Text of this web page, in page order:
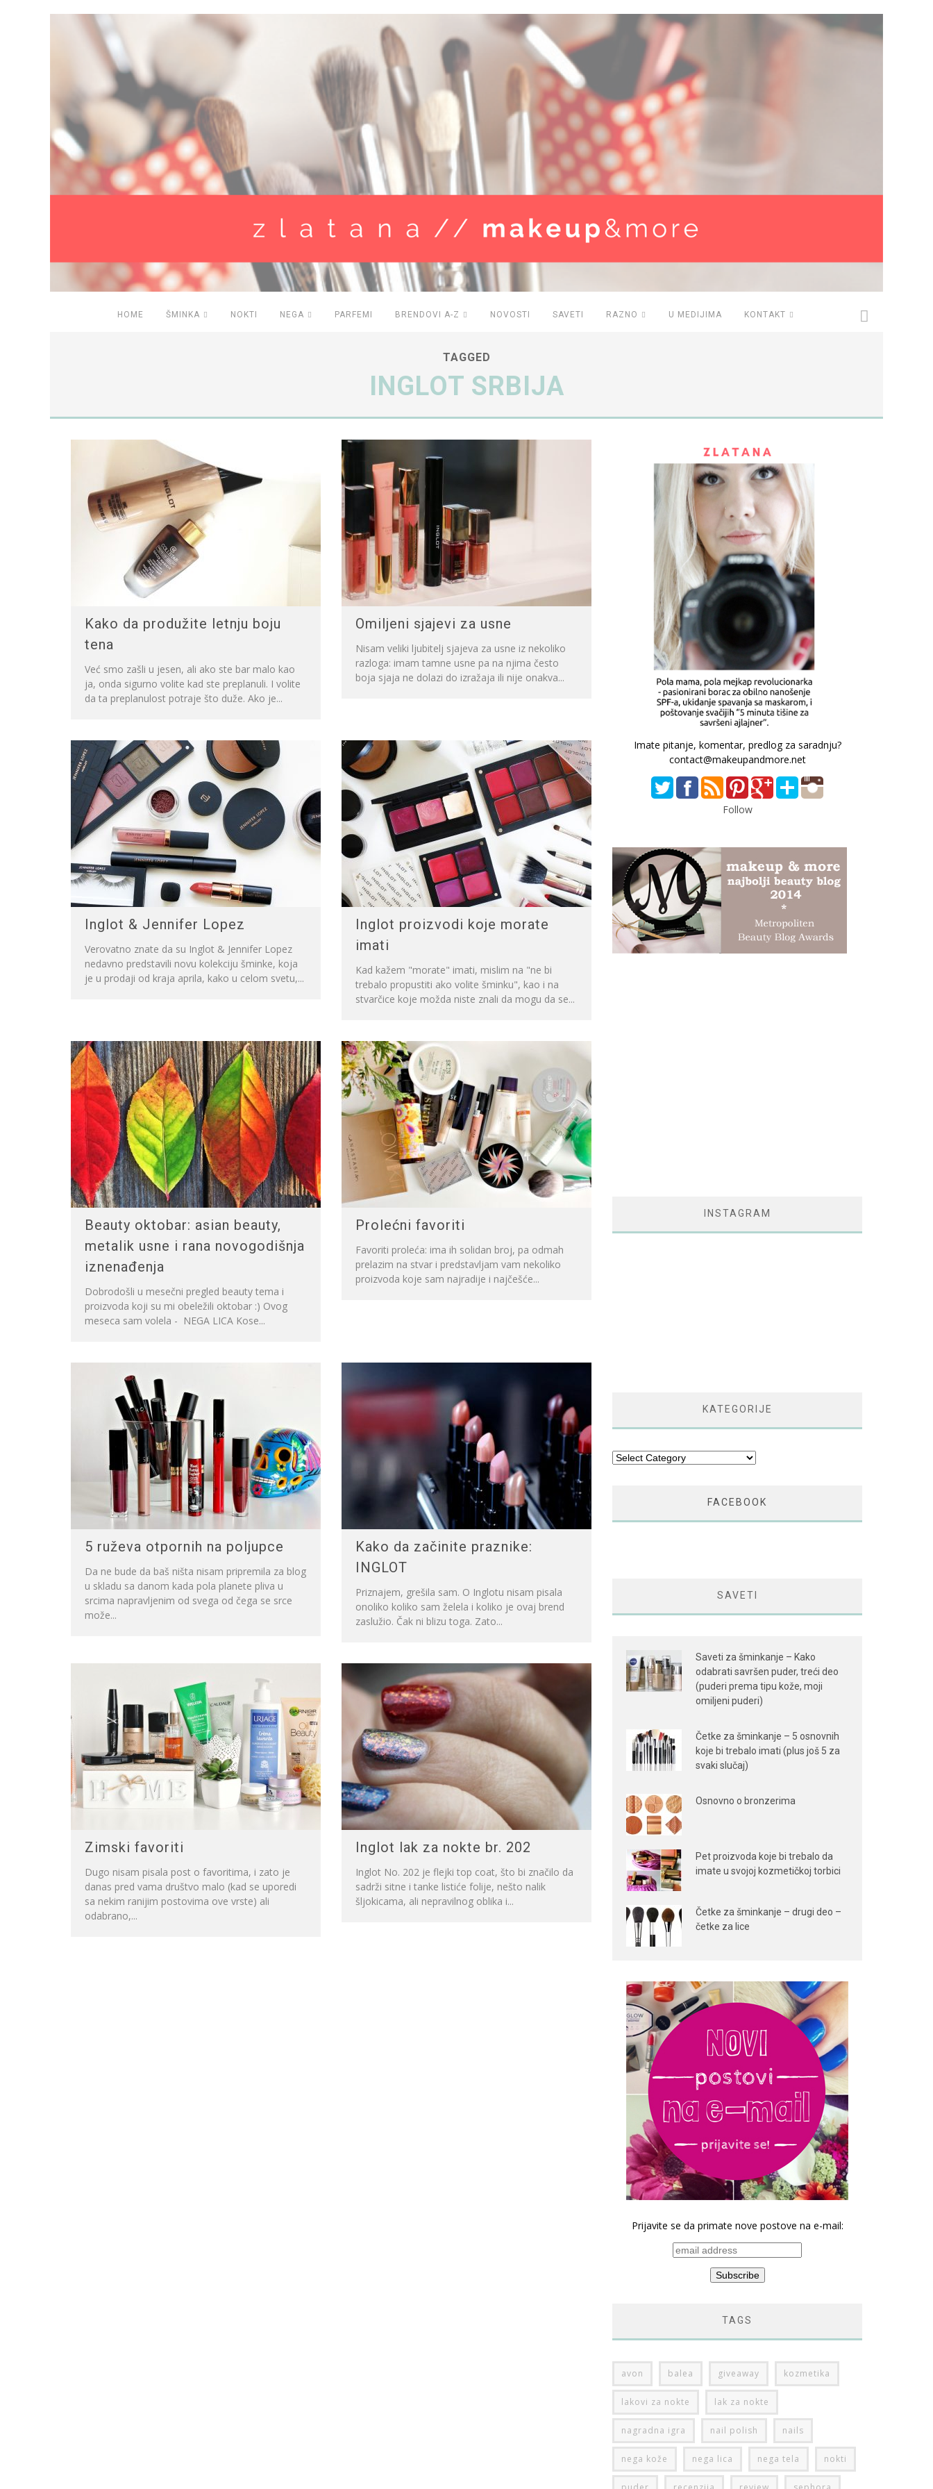
HOME ŠMINKA NOKTI NEGA PARFEMI BRENDOVI A-Z NOVOSTI SAVETI RAZNO U MEDIJIMA KONTAKT
TAGGED
INGLOT SRBIJA
Kako da produžite letnju boju
tena
Već smo zašli u jesen, ali ako ste bar malo kao
ja, onda sigurno volite kad ste preplanuli. I volite
da ta preplanulost potraje što duže. Ako je...
Omiljeni sjajevi za usne
Nisam veliki ljubitelj sjajeva za usne iz nekoliko
razloga: imam tamne usne pa na njima često
boja sjaja ne dolazi do izražaja ili nije onakva...
Inglot & Jennifer Lopez
Verovatno znate da su Inglot & Jennifer Lopez
nedavno predstavili novu kolekciju šminke, koja
je u prodaji od kraja aprila, kako u celom svetu,...
Inglot proizvodi koje morate
imati
Kad kažem "morate" imati, mislim na "ne bi
trebalo propustiti ako volite šminku", kao i na
stvarčice koje možda niste znali da mogu da se...
Beauty oktobar: asian beauty,
metalik usne i rana novogodišnja
iznenađenja
Dobrodošli u mesečni pregled beauty tema i
proizvoda koji su mi obeležili oktobar :) Ovog
meseca sam volela - NEGA LICA Kose...
Prolećni favoriti
Favoriti proleća: ima ih solidan broj, pa odmah
prelazim na stvar i predstavljam vam nekoliko
proizvoda koje sam najradije i najčešće...
5 ruževa otpornih na poljupce
Da ne bude da baš ništa nisam pripremila za blog
u skladu sa danom kada pola planete pliva u
srcima napravljenim od svega od čega se srce
može...
Kako da začinite praznike:
INGLOT
Priznajem, grešila sam. O Inglotu nisam pisala
onoliko koliko sam želela i koliko je ovaj brend
zaslužio. Čak ni blizu toga. Zato...
Zimski favoriti
Dugo nisam pisala post o favoritima, i zato je
danas pred vama društvo malo (kad se uporedi
sa nekim ranijim postovima ove vrste) ali
odabrano,...
Inglot lak za nokte br. 202
Inglot No. 202 je flejki top coat, što bi značilo da
sadrži sitne i tanke listiće folije, nešto nalik
šljokicama, ali nepravilnog oblika i...
Imate pitanje, komentar, predlog za saradnju?
contact@makeupandmore.net
Follow
INSTAGRAM
KATEGORIJE
Kategorije
FACEBOOK
SAVETI
Saveti za šminkanje – Kako
odabrati savršen puder, treći deo
(puderi prema tipu kože, moji
omiljeni puderi)
Četke za šminkanje – 5 osnovnih
koje bi trebalo imati (plus još 5 za
svaki slučaj)
Osnovno o bronzerima
Pet proizvoda koje bi trebalo da
imate u svojoj kozmetičkoj torbici
Četke za šminkanje – drugi deo –
četke za lice
Prijavite se da primate nove postove na e-mail:
TAGS
avon balea giveaway kozmetika
lakovi za nokte lak za nokte
nagradna igra nail polish nails
nega kože nega lica nega tela nokti